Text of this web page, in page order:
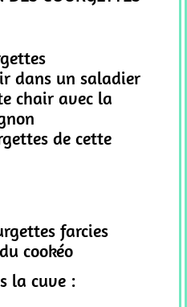
dans un saladier
chair avec la
de cette
farcies
cookéo
la cuve :